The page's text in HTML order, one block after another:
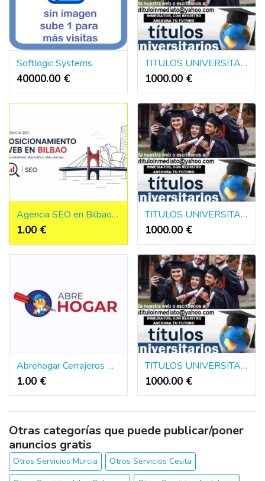
Softlogic Systems
40000.00 €
TITULOS UNIVERSITARIOS DE EUROPA Y AMERICA
1000.00 €
Agencia SEO en Bilbao y Posicionamiento Web y SEO Local
1.00 €
TITULOS UNIVERSITARIOS DE EUROPA Y AMERICA
1000.00 €
Abrehogar Cerrajeros Madrid
1.00 €
TITULOS UNIVERSITARIOS DE EUROPA Y AMERICA
1000.00 €
Otras categorías que puede publicar/poner
anuncios gratis
Otros Servicios Murcia
Otros Servicios Ceuta